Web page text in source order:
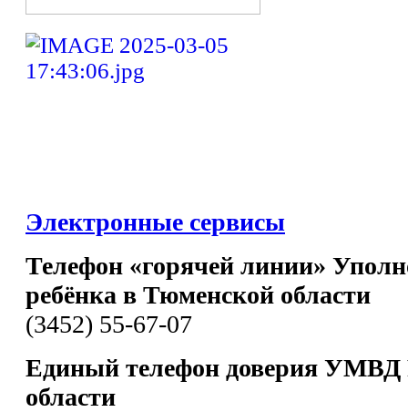
Электронные сервисы
Телефон «горячей линии»
ребёнка в Тюменской области
(3452) 55-67-07
Единый телефон доверия УМВД
области